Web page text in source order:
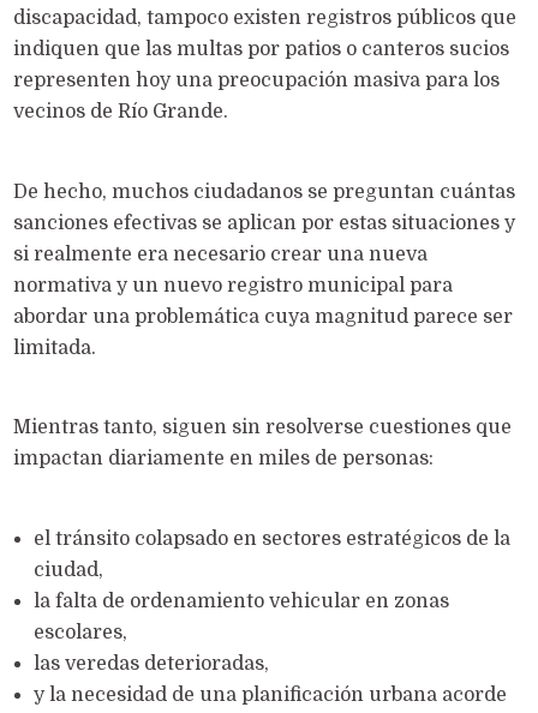
discapacidad, tampoco existen registros públicos que
indiquen que las multas por patios o canteros sucios
representen hoy una preocupación masiva para los
vecinos de Río Grande.
De hecho, muchos ciudadanos se preguntan cuántas
sanciones efectivas se aplican por estas situaciones y
si realmente era necesario crear una nueva
normativa y un nuevo registro municipal para
abordar una problemática cuya magnitud parece ser
limitada.
Mientras tanto, siguen sin resolverse cuestiones que
impactan diariamente en miles de personas:
el tránsito colapsado en sectores estratégicos de la
ciudad,
la falta de ordenamiento vehicular en zonas
escolares,
las veredas deterioradas,
y la necesidad de una planificación urbana acorde